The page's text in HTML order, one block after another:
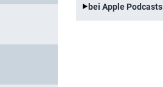
bei Apple Podcasts